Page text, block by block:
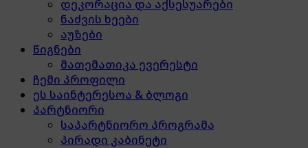
დეკორაცია და აქსესუარები
ნაძვის ხეები
აუზები
წიგნები
მათემათიკა ევერესტი
ჩემი პროფილი
ეს საინტერესოა & ბლოგი
პარტნიორი
საპარტნიორო პროგრამა
პირადი კაბინეტი